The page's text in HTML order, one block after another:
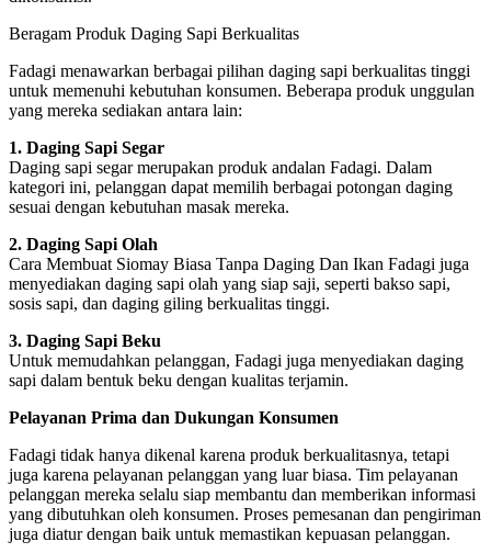
Beragam Produk Daging Sapi Berkualitas
Fadagi menawarkan berbagai pilihan daging sapi berkualitas tinggi
untuk memenuhi kebutuhan konsumen. Beberapa produk unggulan
yang mereka sediakan antara lain:
1. Daging Sapi Segar
Daging sapi segar merupakan produk andalan Fadagi. Dalam
kategori ini, pelanggan dapat memilih berbagai potongan daging
sesuai dengan kebutuhan masak mereka.
2. Daging Sapi Olah
Cara Membuat Siomay Biasa Tanpa Daging Dan Ikan Fadagi juga
menyediakan daging sapi olah yang siap saji, seperti bakso sapi,
sosis sapi, dan daging giling berkualitas tinggi.
3. Daging Sapi Beku
Untuk memudahkan pelanggan, Fadagi juga menyediakan daging
sapi dalam bentuk beku dengan kualitas terjamin.
Pelayanan Prima dan Dukungan Konsumen
Fadagi tidak hanya dikenal karena produk berkualitasnya, tetapi
juga karena pelayanan pelanggan yang luar biasa. Tim pelayanan
pelanggan mereka selalu siap membantu dan memberikan informasi
yang dibutuhkan oleh konsumen. Proses pemesanan dan pengiriman
juga diatur dengan baik untuk memastikan kepuasan pelanggan.